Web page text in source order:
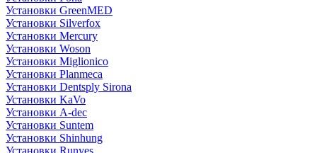
Установки GreenMED
Установки Silverfox
Установки Mercury
Установки Woson
Установки Miglionico
Установки Planmeca
Установки Dentsply Sirona
Установки KaVo
Установки A-dec
Установки Suntem
Установки Shinhung
Установки Runyes